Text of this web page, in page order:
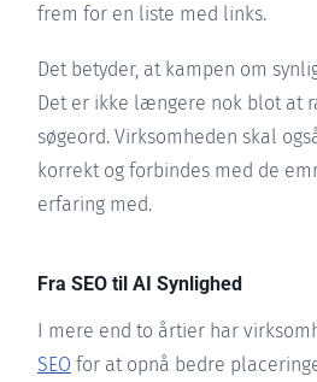
frem for en liste med links.
Det betyder, at kampen om
Det er ikke længere nok blot at
søgeord. Virksomheden skal
korrekt og forbindes med de
erfaring med.
Fra SEO til AI Synlighed
I mere end to årtier har
SEO for at opnå bedre